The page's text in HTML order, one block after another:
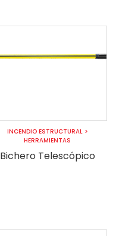
INCENDIO ESTRUCTURAL>
HERRAMIENTAS
Bichero Telescópico